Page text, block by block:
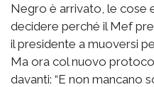
Negro è arrivato, le cose
decidere perché il Mef
il presidente a muoversi
Ma ora col nuovo
davanti: “E non mancano